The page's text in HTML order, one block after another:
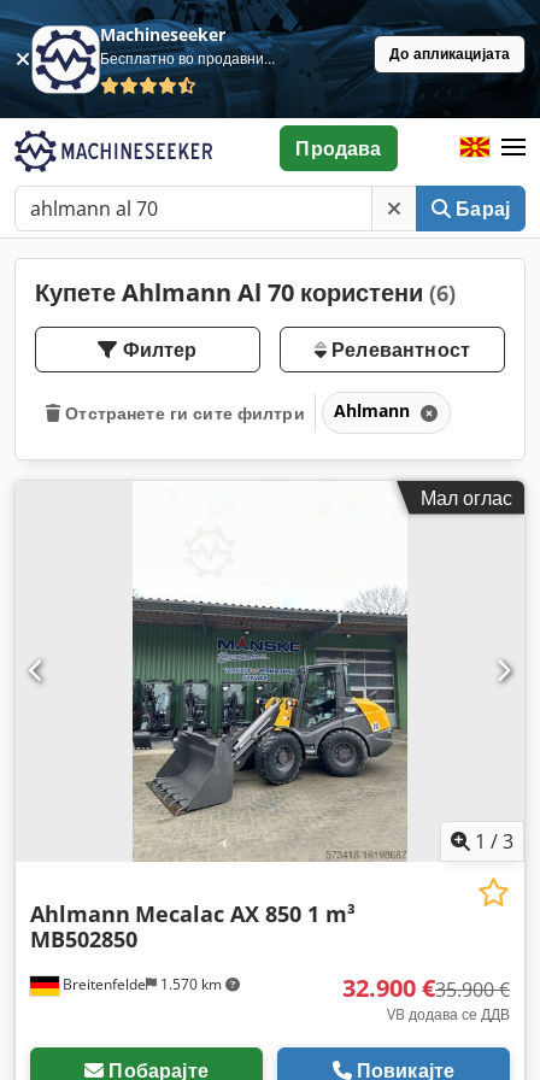
Machineseeker
Бесплатно во продавница До апликацијата
Барај
Продава
Купете Ahlmann Al 70 користени (6)
Филтер Релевантност
Отстранете ги сите филтри Ahlmann
Мал оглас
1 /3
Breitenfelde 1.570 km
Ahlmann Mecalac AX 850 1 m³
MB502850
32.900 €35.900 €
VB додава се ДДВ
Побарајте Повикајте